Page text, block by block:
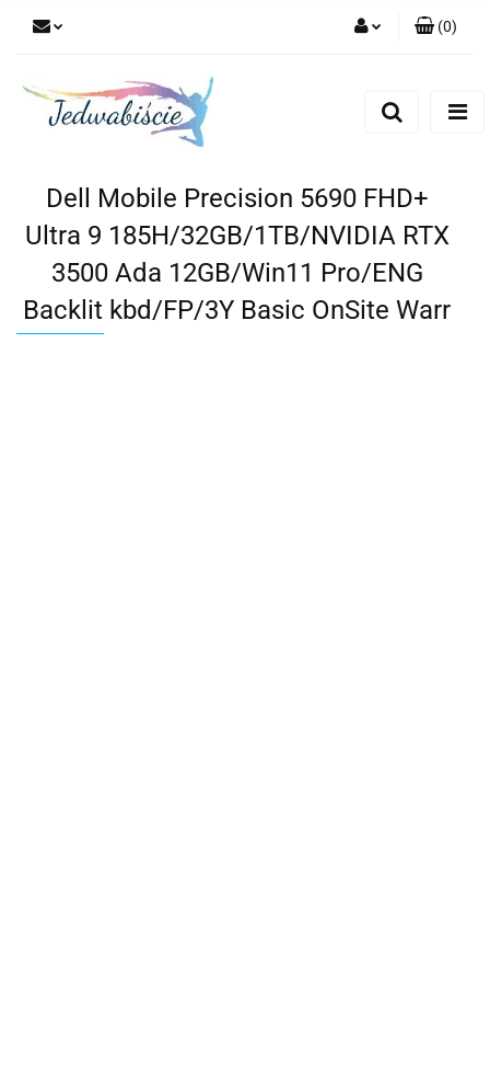
(0)
Dell Mobile Precision 5690 FHD+
Ultra 9 185H/32GB/1TB/NVIDIA RTX
3500 Ada 12GB/Win11 Pro/ENG
Backlit kbd/FP/3Y Basic OnSite Warr